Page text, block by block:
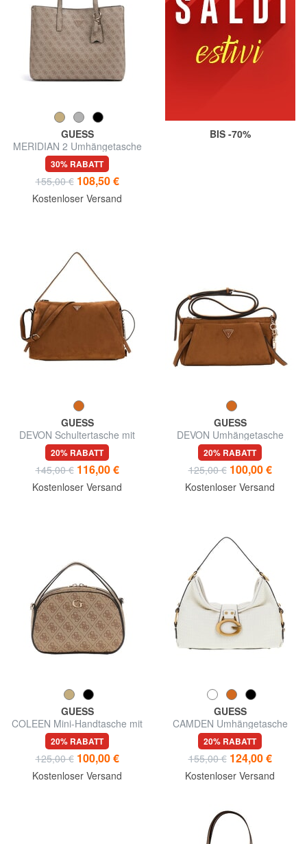
GUESS
MERIDIAN 2 Umhängetasche
30% RABATT
155,00 € 108,50 €
Kostenloser Versand
BIS -70%
GUESS
DEVON Schultertasche mit
Schultergurt
20% RABATT
145,00 € 116,00 €
Kostenloser Versand
GUESS
DEVON Umhängetasche
20% RABATT
125,00 € 100,00 €
Kostenloser Versand
GUESS
COLEEN Mini-Handtasche mit
Schulterriemen
20% RABATT
125,00 € 100,00 €
Kostenloser Versand
GUESS
CAMDEN Umhängetasche
20% RABATT
155,00 € 124,00 €
Kostenloser Versand